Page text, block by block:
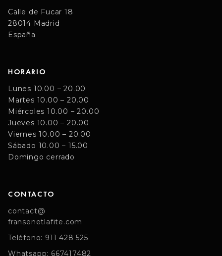
Calle de Fucar 18
28014 Madrid
España
HORARIO
Lunes 10.00 – 20.00
Martes 10.00 – 20.00
Miércoles 10.00 – 20.00
Jueves 10.00 – 20.00
Viernes 10.00 – 20.00
Sábado 10.00 – 15.00
Domingo cerrado
CONTACTO
contact@
fransenetlafite.com
Teléfono: 911 428 525
Whatsapp: 667417482